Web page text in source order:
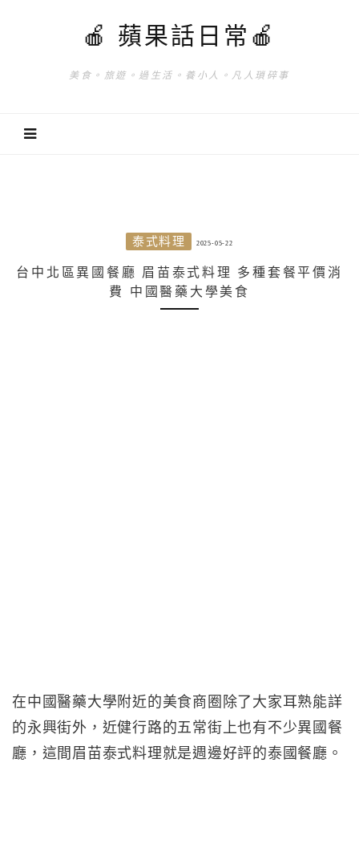
🍎 蘋果話日常🍎
美食。旅遊。過生活。養小人。凡人瑣碎事
泰式料理 2025-05-22
台中北區異國餐廳 眉苗泰式料理 多種套餐平價消
費 中國醫藥大學美食
在中國醫藥大學附近的美食商圈除了大家耳熟能詳
的永興街外，近健行路的五常街上也有不少異國餐
廳，這間眉苗泰式料理就是週邊好評的泰國餐廳。